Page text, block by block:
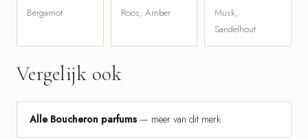
Bergamot Roos, Amber
Musk,
Sandelhout
Vergelijk ook
Alle Boucheron parfums — meer van dit merk